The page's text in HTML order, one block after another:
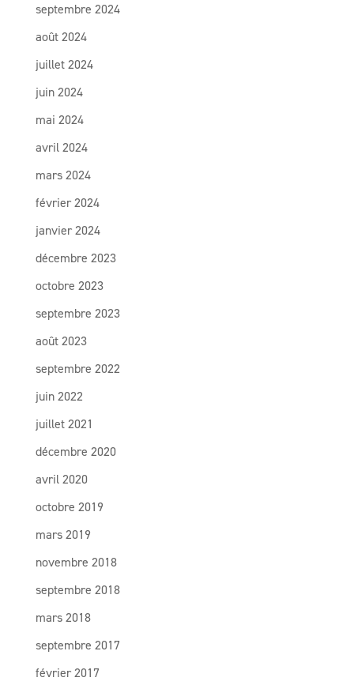
septembre 2024
août 2024
juillet 2024
juin 2024
mai 2024
avril 2024
mars 2024
février 2024
janvier 2024
décembre 2023
octobre 2023
septembre 2023
août 2023
septembre 2022
juin 2022
juillet 2021
décembre 2020
avril 2020
octobre 2019
mars 2019
novembre 2018
septembre 2018
mars 2018
septembre 2017
février 2017